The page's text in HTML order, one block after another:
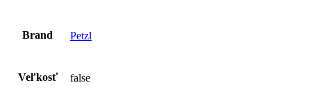
Brand Petzl
Veľkosť false